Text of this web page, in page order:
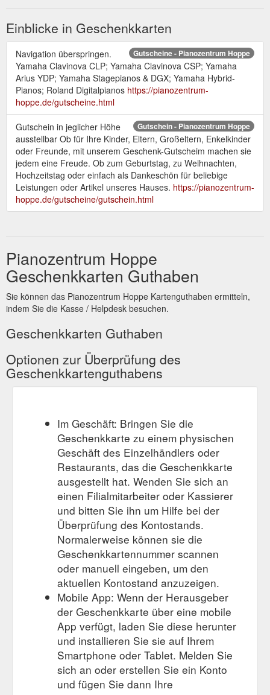
Einblicke in Geschenkkarten
Gutscheine - Pianozentrum Hoppe
Navigation überspringen.
Yamaha Clavinova CLP; Yamaha Clavinova CSP; Yamaha
Arius YDP; Yamaha Stagepianos & DGX; Yamaha Hybrid-
Pianos; Roland Digitalpianos https://pianozentrum-
hoppe.de/gutscheine.html
Gutschein - Pianozentrum Hoppe
Gutschein in jeglicher Höhe
ausstellbar Ob für Ihre Kinder, Eltern, Großeltern, Enkelkinder
oder Freunde, mit unserem Geschenk-Gutscheim machen sie
jedem eine Freude. Ob zum Geburtstag, zu Weihnachten,
Hochzeitstag oder einfach als Dankeschön für beliebige
Leistungen oder Artikel unseres Hauses. https://pianozentrum-
hoppe.de/gutscheine/gutschein.html
Pianozentrum Hoppe
Geschenkkarten Guthaben
Sie können das Pianozentrum Hoppe Kartenguthaben ermitteln,
indem Sie die Kasse / Helpdesk besuchen.
Geschenkkarten Guthaben
Optionen zur Überprüfung des
Geschenkkartenguthabens
Im Geschäft: Bringen Sie die
Geschenkkarte zu einem physischen
Geschäft des Einzelhändlers oder
Restaurants, das die Geschenkkarte
ausgestellt hat. Wenden Sie sich an
einen Filialmitarbeiter oder Kassierer
und bitten Sie ihn um Hilfe bei der
Überprüfung des Kontostands.
Normalerweise können sie die
Geschenkkartennummer scannen
oder manuell eingeben, um den
aktuellen Kontostand anzuzeigen.
Mobile App: Wenn der Herausgeber
der Geschenkkarte über eine mobile
App verfügt, laden Sie diese herunter
und installieren Sie sie auf Ihrem
Smartphone oder Tablet. Melden Sie
sich an oder erstellen Sie ein Konto
und fügen Sie dann Ihre